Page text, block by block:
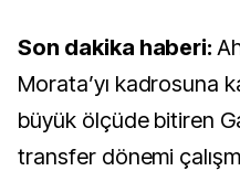
Son dakika haberi:
Morata’yı kadrosuna
büyük ölçüde bitiren
transfer dönemi